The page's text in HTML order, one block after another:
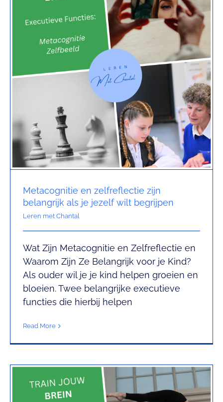
Contact
Metacognitie en zelfreflectie zijn
belangrijk als je jezelf wilt begrijpen
Leren met Chantal
Wat Zijn Metacognitie en Zelfreflectie en
Waarom Zijn Ze Belangrijk voor je Kind?
Als ouder wil je je kind helpen groeien en
bloeien. Twee belangrijke executieve
functies die hierbij helpen
Read More
Gedragsverandering en
Flexibiliteit
Mindshift met Chantal